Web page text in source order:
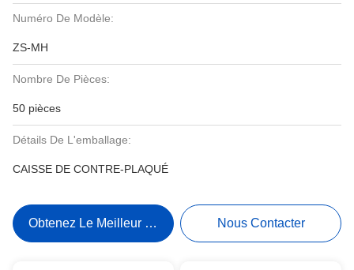
Numéro De Modèle:
ZS-MH
Nombre De Pièces:
50 pièces
Détails De L'emballage:
CAISSE DE CONTRE-PLAQUÉ
Obtenez Le Meilleur Prix Nous Contacter